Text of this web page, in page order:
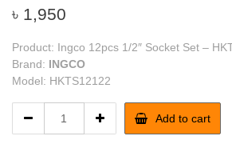
৳ 1,950
Product: Ingco 12pcs 1/2″ Socket Set –
Brand: INGCO
Model: HKTS12122
12pcs
Add to cart